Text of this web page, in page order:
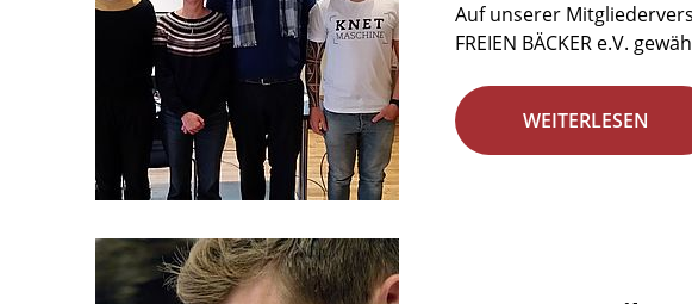
Auf unserer
FREIEN BÄCKER e.V.
WEITERLESEN